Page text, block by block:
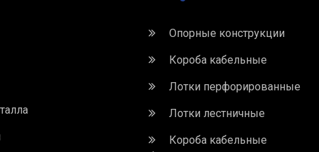
Опорные конструкции
Короба кабельные
Лотки перфорированные
Лотки лестничные
Короба кабельные